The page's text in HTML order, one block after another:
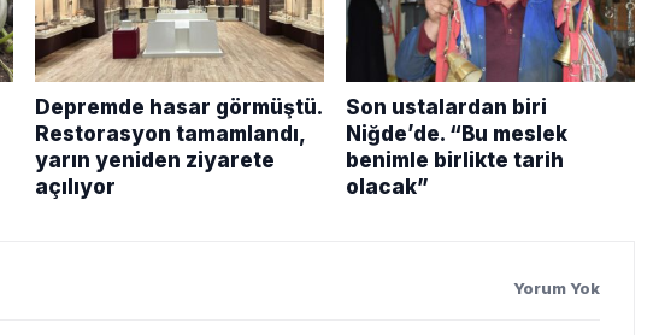
Depremde hasar görmüştü.
Restorasyon tamamlandı,
yarın yeniden ziyarete
açılıyor
Son ustalardan biri
Niğde’de. “Bu meslek
benimle birlikte tarih
olacak”
Yorum Yok